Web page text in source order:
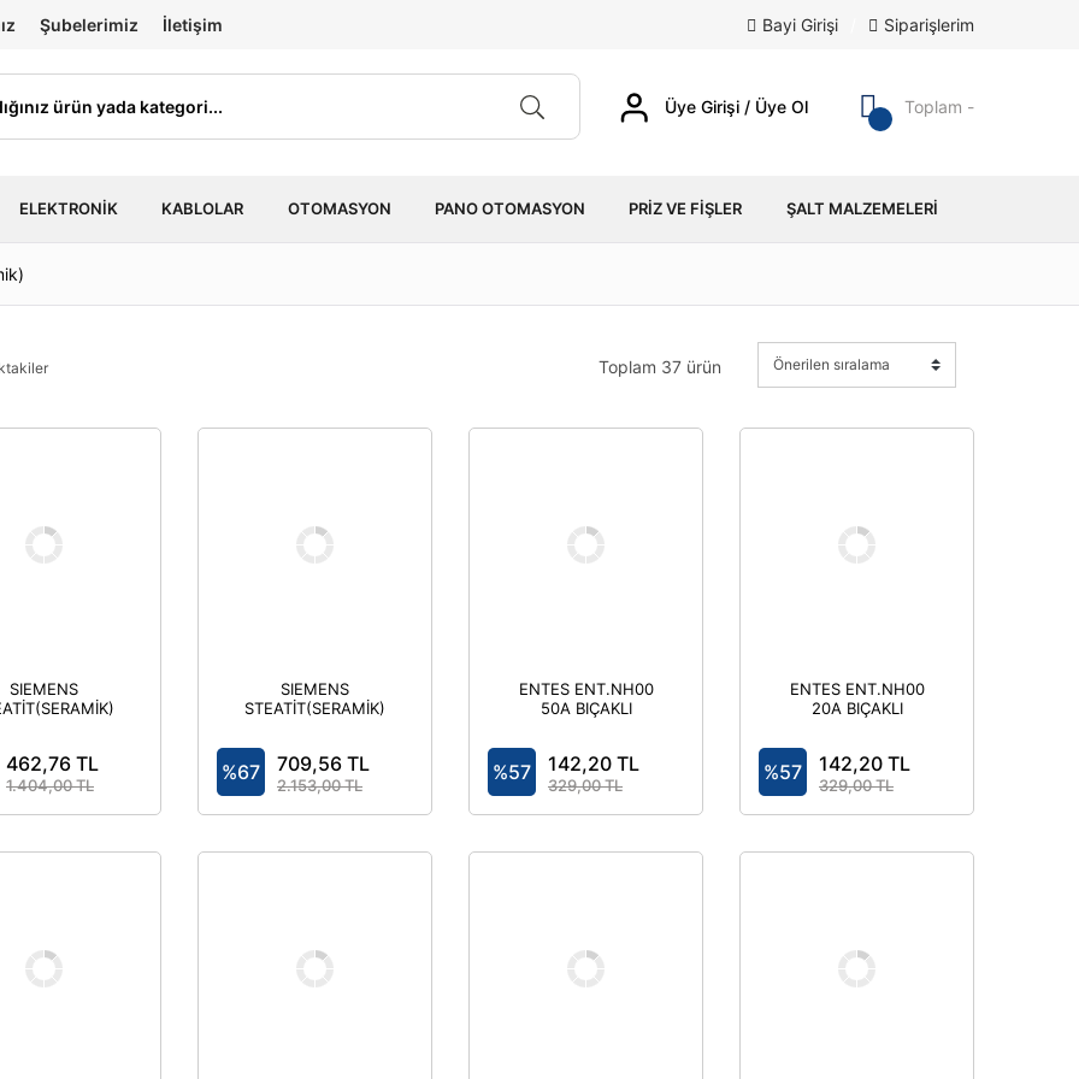
Şubelerimiz İletişim Bayi Girişi Siparişlerim
Üye Girişi / Üye Ol Toplam -
ELEKTRONIK KABLOLAR OTOMASYON PANO OTOMASYON PRIZ VE FIŞLER ŞALT MALZEMELERI
Toplam 37 ürün
SIEMENS
SIEMEN
462,76 TL
1.404,00 TL
SIEMENS
STEATİT(SERAMİK)
SİGORTA-SIEMEN
%67 709,56 TL
2.153,00 TL
ENTES ENT.NH00
50A BIÇAKLI
%57 142,20 TL
329,00 TL
ENTES ENT.NH00
20A BIÇAKLI
%57 142,20 TL
329,00 TL